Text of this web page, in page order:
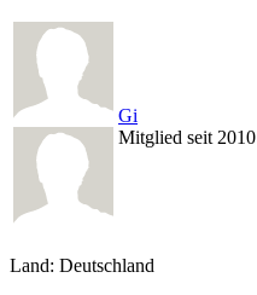
Gi
Mitglied seit 2010
Land: Deutschland